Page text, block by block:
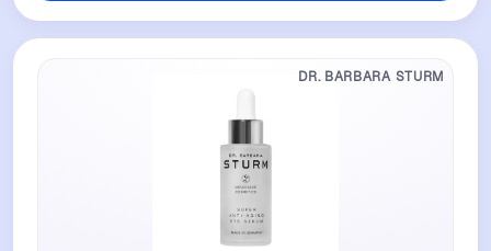
DR. BARBARA STURM